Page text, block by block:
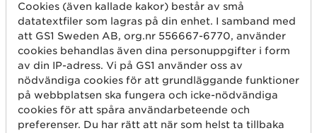
Kom igång
Skapa streckkod
Använd GLN
Sälj på marknadsplatser
Cookies (även kallade kakor) består av små
datatextfiler som lagras på din enhet. I samband med
att GS1 Sweden AB, org.nr 556667-6770, använder
cookies behandlas även dina personuppgifter i form
av din IP-adress. Vi på GS1 använder oss av
nödvändiga cookies för att grundläggande funktioner
på webbplatsen ska fungera och icke-nödvändiga
cookies för att spåra användarbeteende och
preferenser. Du har rätt att när som helst ta tillbaka